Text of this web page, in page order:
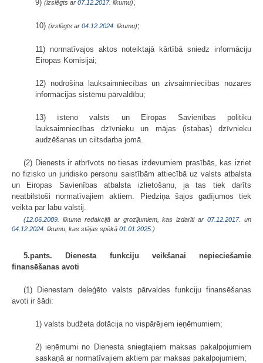
9) (izslēgts ar 07.12.2017. likumu);
10) (izslēgts ar 04.12.2024 . likumu);
11) normatīvajos aktos noteiktajā kārtībā sniedz informāciju
Eiropas Komisijai;
12) nodrošina lauksaimniecības un zivsaimniecības nozares
informācijas sistēmu pārvaldību;
13) īsteno valsts un Eiropas Savienības politiku
lauksaimniecības dzīvnieku un mājas (istabas) dzīvnieku
audzēšanas un ciltsdarba jomā.
(2) Dienests ir atbrīvots no tiesas izdevumiem prasībās, kas izriet
no fizisko un juridisko personu saistībām attiecībā uz valsts atbalsta
un Eiropas Savienības atbalsta izlietošanu, ja tas tiek darīts
neatbilstoši normatīvajiem aktiem. Piedziņa šajos gadījumos tiek
veikta par labu valstij.
(12.06.2009 . likuma redakcijā ar grozījumiem, kas izdarīti ar07.12.2017.
un
04.12.2024 . likumu, kas stājas spēkā 01.01.2025. )
5.pants. Dienesta funkciju veikšanai nepieciešamie
finansēšanas avoti
(1) Dienestam deleģēto valsts pārvaldes funkciju finansēšanas
avoti ir šādi:
1) valsts budžeta dotācija no vispārējiem ieņēmumiem;
2) ieņēmumi no Dienesta sniegtajiem maksas pakalpojumiem
saskaņā ar normatīvajiem aktiem par maksas pakalpojumiem;